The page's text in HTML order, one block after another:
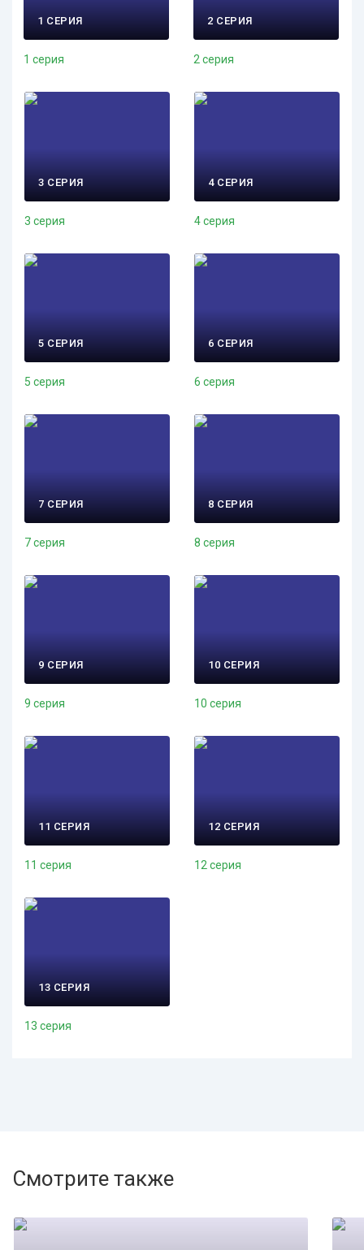
1 СЕРИЯ
1 серия
2 СЕРИЯ
2 серия
3 СЕРИЯ
3 серия
4 СЕРИЯ
4 серия
5 СЕРИЯ
5 серия
6 СЕРИЯ
6 серия
7 СЕРИЯ
7 серия
8 СЕРИЯ
8 серия
9 СЕРИЯ
9 серия
10 СЕРИЯ
10 серия
11 СЕРИЯ
11 серия
12 СЕРИЯ
12 серия
13 СЕРИЯ
13 серия
Смотрите также